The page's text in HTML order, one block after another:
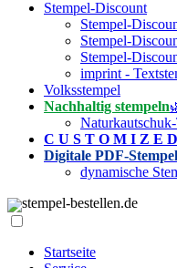
Stempel-Discount
Stempel-
Stempel-
Stempel-
imprint -
Volksstempel
Nachhaltig stempeln
C U S T O M I Z E D
Digitale PDF-
dynamische
stempel-bestellen.de
Startseite